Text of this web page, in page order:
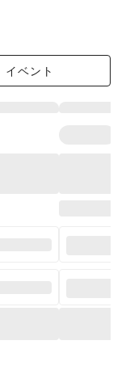
イベント